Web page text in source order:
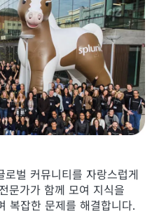
벌 커뮤니티를 자랑스럽게
문가가 함께 모여 지식을
복잡한 문제를 해결합니다.